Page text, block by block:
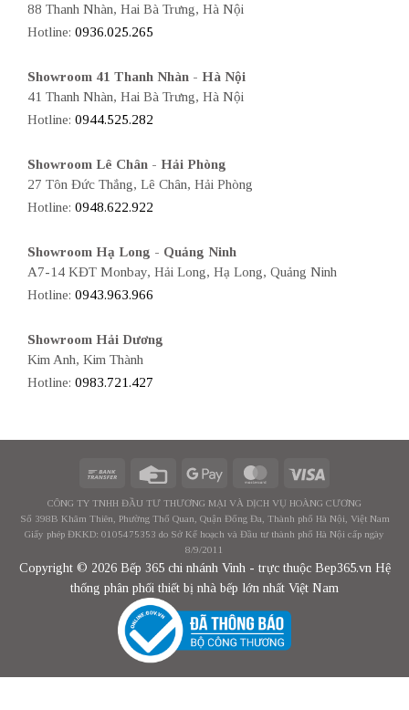
88 Thanh Nhàn, Hai Bà Trưng, Hà Nội
Hotline: 0936.025.265
Showroom 41 Thanh Nhàn - Hà Nội
41 Thanh Nhàn, Hai Bà Trưng, Hà Nội
Hotline: 0944.525.282
Showroom Lê Chân - Hải Phòng
27 Tôn Đức Thắng, Lê Chân, Hải Phòng
Hotline: 0948.622.922
Showroom Hạ Long - Quảng Ninh
A7-14 KĐT Monbay, Hải Long, Hạ Long, Quảng Ninh
Hotline: 0943.963.966
Showroom Hải Dương
Kim Anh, Kim Thành
Hotline: 0983.721.427
CÔNG TY TNHH ĐẦU TƯ THƯƠNG MẠI VÀ DỊCH VỤ HOÀNG CƯƠNG
Số 398B Khâm Thiên, Phường Thổ Quan, Quận Đống Đa, Thành phố Hà Nội, Việt Nam
Giấy phép ĐKKD: 0105475353 do Sở Kế hoạch và Đầu tư thành phố Hà Nội cấp ngày
8/9/2011
Copyright © 2026 Bếp 365 chi nhánh Vinh - trực thuộc Bep365.vn Hệ
thống phân phối thiết bị nhà bếp lớn nhất Việt Nam